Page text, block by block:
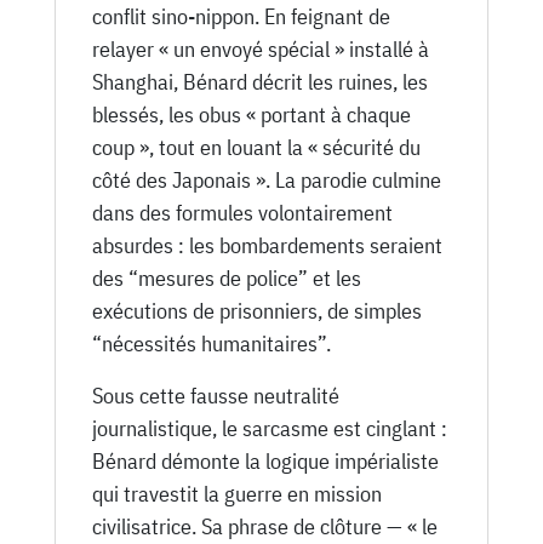
conflit sino-nippon. En feignant de
relayer « un envoyé spécial » installé à
Shanghai, Bénard décrit les ruines, les
blessés, les obus « portant à chaque
coup », tout en louant la « sécurité du
côté des Japonais ». La parodie culmine
dans des formules volontairement
absurdes : les bombardements seraient
des “mesures de police” et les
exécutions de prisonniers, de simples
“nécessités humanitaires”.
Sous cette fausse neutralité
journalistique, le sarcasme est cinglant :
Bénard démonte la logique impérialiste
qui travestit la guerre en mission
civilisatrice. Sa phrase de clôture — « le